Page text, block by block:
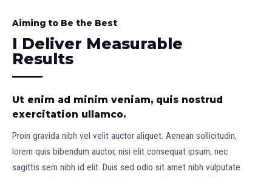
Aiming to Be the Best
I Deliver Measurable
Results
Ut enim ad minim veniam, quis nostrud
exercitation ullamco.
Proin gravida nibh vel velit auctor aliquet. Aenean sollicitudin,
lorem quis bibendum auctor, nisi elit consequat ipsum, nec
sagittis sem nibh id elit. Duis sed odio sit amet nibh vulputate